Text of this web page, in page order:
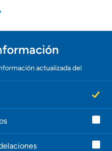
casa
actualizada del